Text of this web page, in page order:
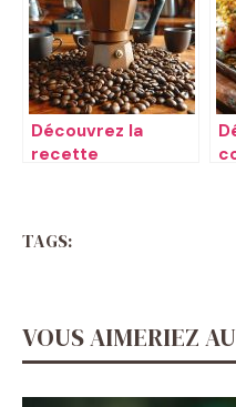
Découvrez la
recette
TAGS:
VOUS AIMERIEZ